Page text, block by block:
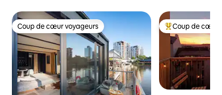
Coup de cœur voyageurs
Coup de cœur voyageurs Coups de cœur
Coup de cœur